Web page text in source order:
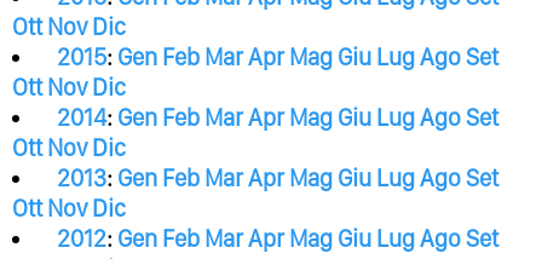
Ott Nov Dic
2015: Gen Feb MarApr Mag Giu LugAgoSet
Ott Nov Dic
2014: Gen Feb MarApr Mag Giu LugAgoSet
Ott Nov Dic
2013: Gen Feb MarApr Mag Giu LugAgoSet
Ott Nov Dic
2012: Gen Feb MarApr Mag Giu LugAgoSet